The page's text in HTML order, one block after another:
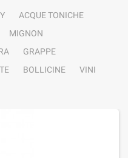
ACQUE TONICHE
MIGNON
GRAPPE
BOLLICINE
VINI